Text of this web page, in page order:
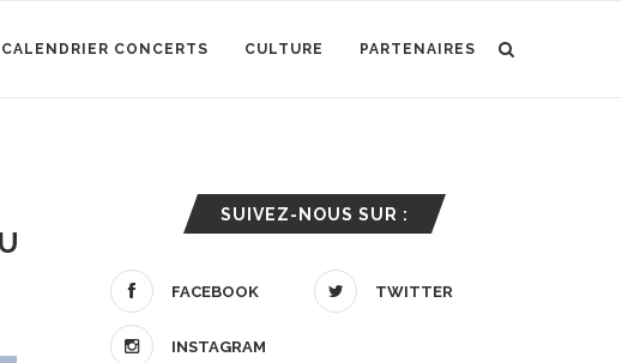
CALENDRIER CONCERTS CULTURE PARTENAIRES
SUIVEZ-NOUS SUR :
FACEBOOK TWITTER
INSTAGRAM